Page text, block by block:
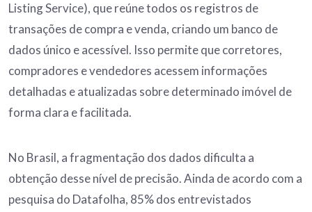
Listing Service), que reúne todos os registros de
transações de compra e venda, criando um banco de
dados único e acessível. Isso permite que corretores,
compradores e vendedores acessem informações
detalhadas e atualizadas sobre determinado imóvel de
forma clara e facilitada.
No Brasil, a fragmentação dos dados dificulta a
obtenção desse nível de precisão. Ainda de acordo com a
pesquisa do Datafolha, 85% dos entrevistados